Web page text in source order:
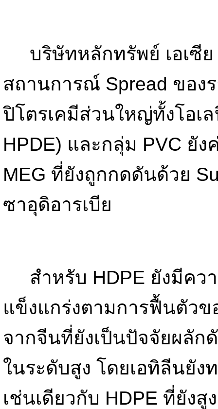
บริษัทหลักทรัพย์ เอเซีย
สถานการณ์ Spread ขอ
ปิโตรเคมีส่วนใหญ่ทั้งโอเ
HPDE) และกลุ่ม PVC ยั
MEG ที่ยังถูกกดดันด้วย
ซาอุดิอารเบีย
สำหรับ HDPE ยังมีคว
แข็งแกร่งตามการฟื้นตัวข
จากจีนที่ยังเป็นปัจจัยผลั
ในระดับสูง โดยเอทิลีนยัง
เช่นเดียวกับ HDPE ที่ยัง